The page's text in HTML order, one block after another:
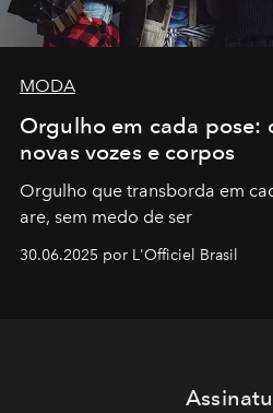
MODA
Orgulho em cada pose:
novas vozes e corpos
Orgulho que transborda em
are, sem medo de ser
30.06.2025 por L'Officiel Brasil